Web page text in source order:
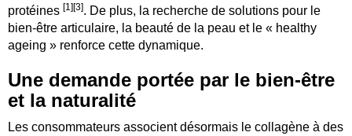
protéines [1][3]. De plus, la recherche de solutions pour le
bien-être articulaire, la beauté de la peau et le « healthy
ageing » renforce cette dynamique.
Une demande portée par le bien-être
et la naturalité
Les consommateurs associent désormais le collagène à des